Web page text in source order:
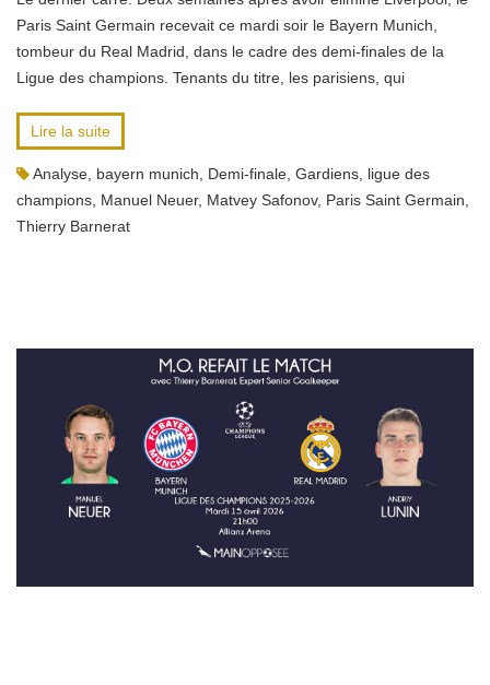
Paris Saint Germain recevait ce mardi soir le Bayern Munich,
tombeur du Real Madrid, dans le cadre des demi-finales de la
Ligue des champions. Tenants du titre, les parisiens, qui
Lire la suite
Analyse bayern munich Demi-finale Gardiens ligue des
champions Manuel Neuer, Matvey Safonov, Paris Saint Germain
Thierry Barnerat